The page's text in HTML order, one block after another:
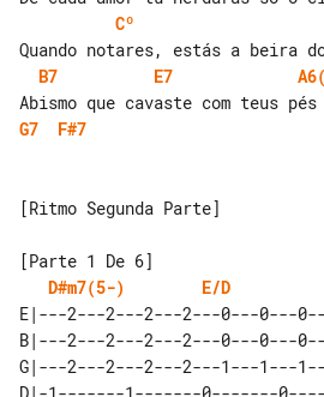
Cº
B7
E7
G7
F#7
[Ritmo Segunda Parte]
D#m7(5-)
E/D
E|---2---2---2---2---0---0---
B|---2---2---2---2---0---0---
G|---2---2---2---2---1---1---